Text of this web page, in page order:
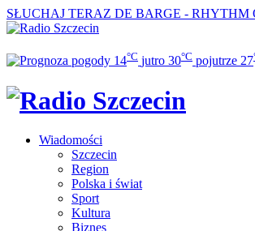
SŁUCHAJ TERAZ DE BARGE - RHYTHM
14°C jutro 30°C pojutrze 27
Wiadomości
Szczecin
Region
Polska i świat
Sport
Kultura
Biznes